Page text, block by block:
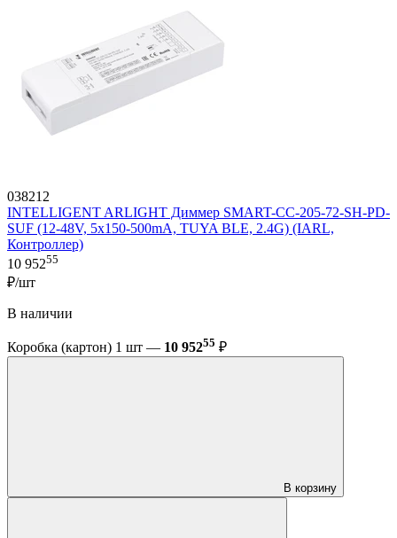
038212
INTELLIGENT ARLIGHT Диммер SMART-CC-205-72-SH-PD-
SUF (12-48V, 5x150-500mA, TUYA BLE, 2.4G) (IARL,
Контроллер)
10 95255
₽/шт
В наличии
Коробка (картон) 1 шт — 10 95255 ₽
В корзину